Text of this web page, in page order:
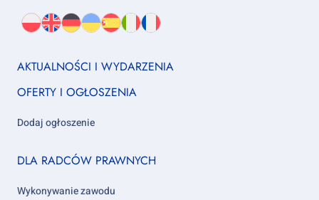
Wybierz
język:
PL
O
EN
About
DE
About
UK
About
ES
About
IT
About
FR
About
Footer
1
AKTUALNOŚCI I WYDARZENIA
OFERTY I OGŁOSZENIA
Dodaj ogłoszenie
Footer
2
DLA RADCÓW PRAWNYCH
Wykonywanie zawodu